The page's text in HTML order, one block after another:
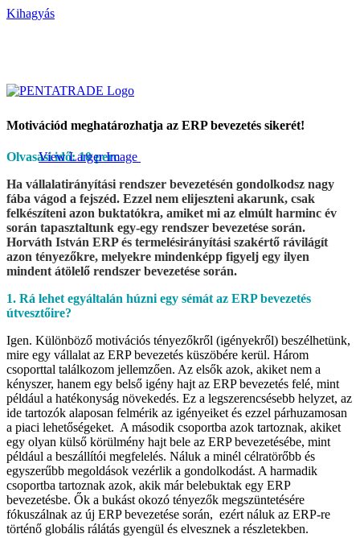
Kihagyás
Motivációd meghatározhatja az ERP bevezetés sikerét!
View Larger Image
Olvasási idő: 10 perc
Ha vállalatirányítási rendszer bevezetésén gondolkodsz nagy
fába vágod a fejszéd. Ezzel nem elijeszteni akarunk, csak
felkészíteni azon buktatókra, amiket mi az elmúlt harminc év
során tapasztaltunk egy-egy rendszer bevezetése során.
Horváth István ERP és termelésirányítási szakértő rávilágít
azon tényezőkre, melyekre mindenképp figyelj egy ilyen
mindent átölelő rendszer bevezetése során.
1. Rá lehet egyáltalán húzni egy sémát az ERP bevezetés
útvesztőire?
Igen. Különböző motivációs tényezőkről (igényekről) beszélhetünk,
mire egy vállalat az ERP bevezetés küszöbére kerül. Három
csoporttal találkozom jellemzően. Az elsők azok, akiket nem a
kényszer, hanem egy belső igény hajt az ERP bevezetés felé, mint
például a hatékonyság növekedés. Ez a legszerencsésebb helyzet, az
ide tartozók alaposan felmérik az igényeiket és ezzel párhuzamosan
a piaci lehetőségeket. A második csoportba azok tartoznak, akiket
egy olyan külső körülmény hajt bele az ERP bevezetésébe, mint
például a beszállítói megfelelés. Náluk a minél célratörőbb és
egyszerűbb megoldások vezérlik a gondolkodást. A harmadik
csoportba tartoznak azok, akik már belebuktak egy ERP
bevezetésbe. Ők a bukást okozó tényezők megszüntetésére
fókuszálnak az új ERP bevezetése során, ezért náluk az ERP-re
történő globális rálátás gyengül és elvesznek a részletekben.